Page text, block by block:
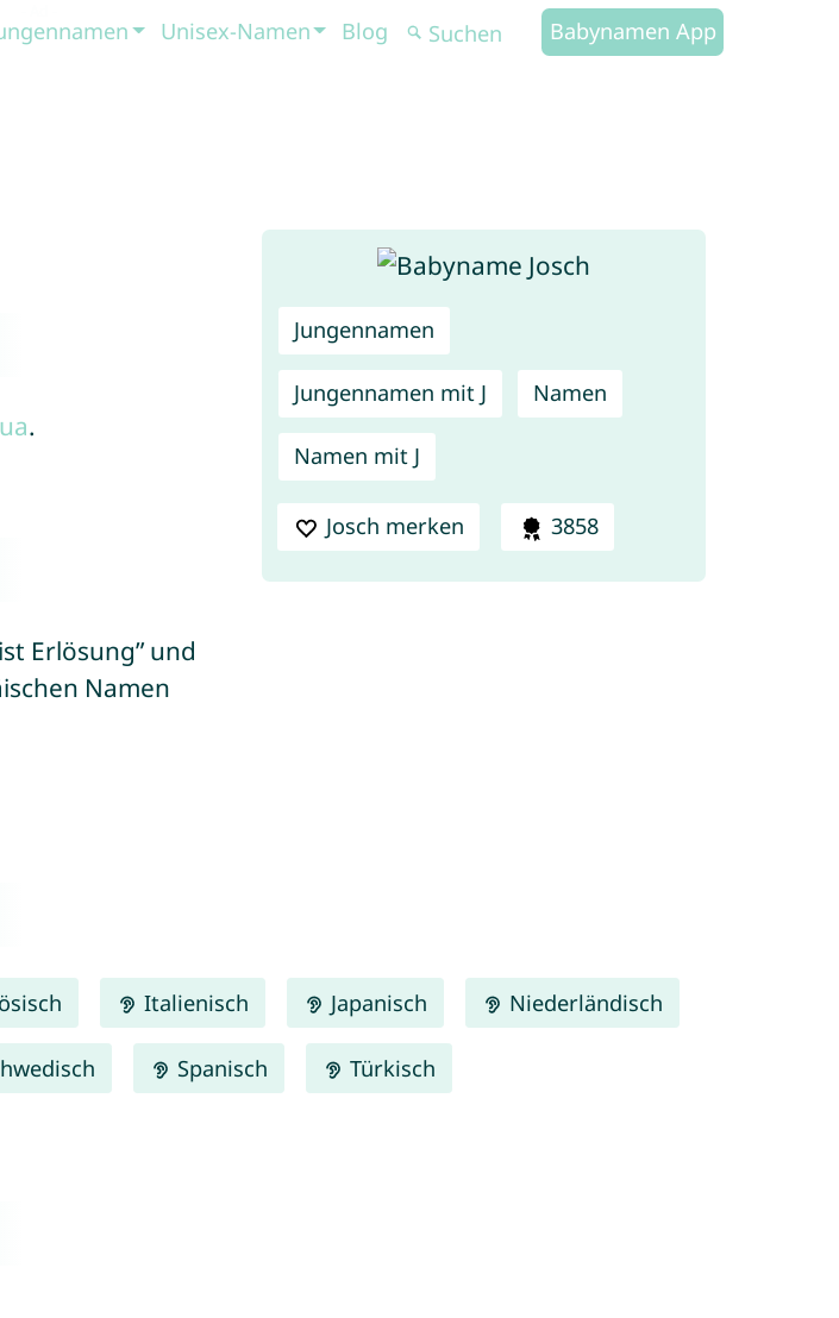
Unisex-Namen Blog Babynamen App
Jungennamen
Jungennamen mit J Namen
Namen mit J
Josch merken 3858
.
Erlösung” und
Italienisch Japanisch Niederländisch
Spanisch Türkisch